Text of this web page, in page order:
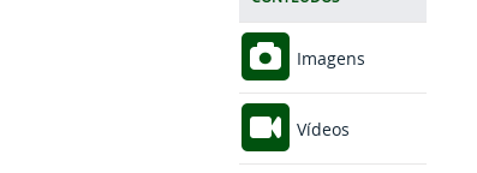
Imagens
Vídeos